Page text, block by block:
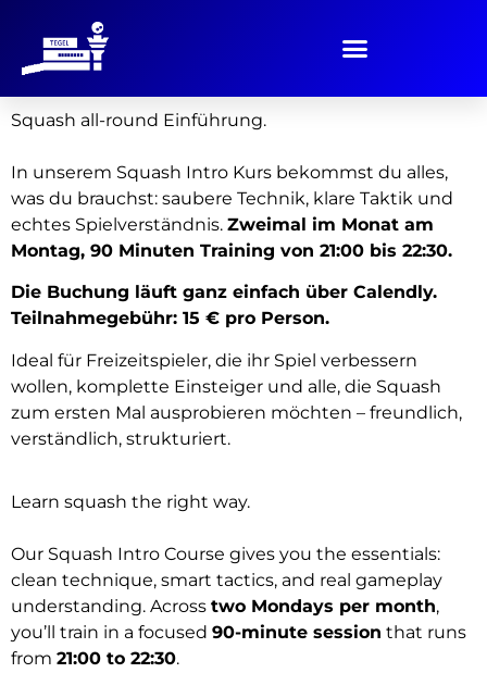
Squash all-round Einführung.
In unserem Squash Intro Kurs bekommst du alles,
was du brauchst: saubere Technik, klare Taktik und
echtes Spielverständnis. Zweimal im Monat am
Montag, 90 Minuten Training von 21:00 bis 22:30.
Die Buchung läuft ganz einfach über Calendly.
Teilnahmegebühr: 15 € pro Person.
Ideal für Freizeitspieler, die ihr Spiel verbessern
wollen, komplette Einsteiger und alle, die Squash
zum ersten Mal ausprobieren möchten – freundlich,
verständlich, strukturiert.
Learn squash the right way.
Our Squash Intro Course gives you the essentials:
clean technique, smart tactics, and real gameplay
understanding. Across two Mondays per month,
you’ll train in a focused 90-minute session that runs
from 21:00 to 22:30.